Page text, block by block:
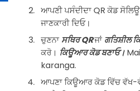
ਆਪਣੀ ਪਸੰਦੀਦਾ QR ਕੋਡ
ਜਾਣਕਾਰੀ ਦਿਓ।
ਚੁਣਨਾ ਸਥਿਰ QRਜਾਂ ਗਤਿਸ਼ੀਲ
ਕਰੋ। ਕਿਊਆਰ ਕੋਡ ਬਣਾਓ।
karanga.
ਆਪਣਾ ਕਿਊਆਰ ਕੋਡ ਵਿੱਚ ਵੱਖ-